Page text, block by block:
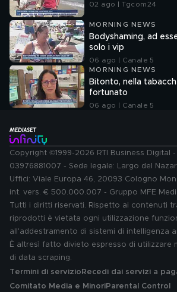
02 ago | Tgcom24
MORNING NEWS
Bodyshaming, ad
solo i vip
06 ago | Canale 5
MORNING NEWS
Bitonto, nella
fortunato
06 ago | Canale 5
Copyright ©1999-2026 RTI Business Digital -
03976881007 - Sede legale: Largo del
Uffici: Viale Europa 46, 20093 Cologno
int. vers. € 500.000.007 - Gruppo MFE
Tutti i diritti riservati. Rispetto ai contenuti
riprodotti è vietata ogni utilizzazione
all'addestramento di sistemi di intelligenza
È altresì fatto divieto espresso di utilizzare
di data scraping.
Termini di servizio Recedi dai servizi a
Comitato Media e MinoriParental Control